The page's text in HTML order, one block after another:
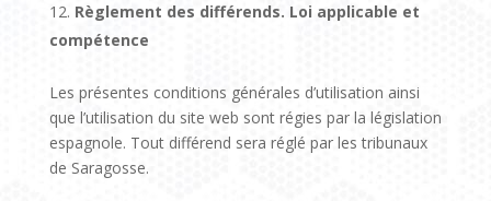
Règlement des différends. Loi applicable et
compétence
Les présentes conditions générales d’utilisation ainsi
que l’utilisation du site web sont régies par la législation
espagnole. Tout différend sera réglé par les tribunaux
de Saragosse.